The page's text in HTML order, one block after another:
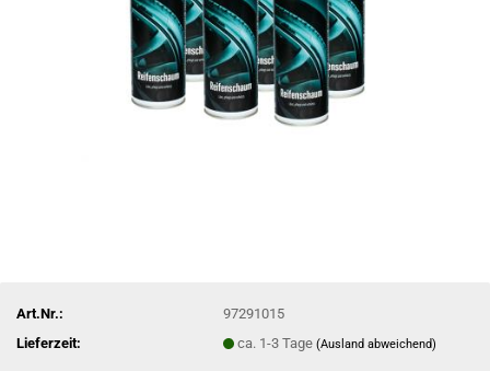
Art.Nr.:
97291015
Lieferzeit:
ca. 1-3 Tage(Ausland abweichend)